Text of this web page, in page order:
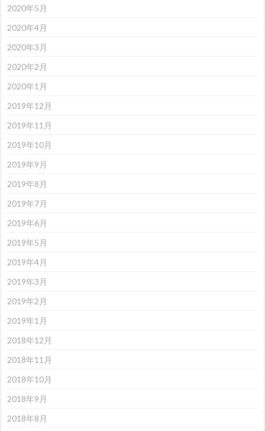
2020年5月
2020年4月
2020年3月
2020年2月
2020年1月
2019年12月
2019年11月
2019年10月
2019年9月
2019年8月
2019年7月
2019年6月
2019年5月
2019年4月
2019年3月
2019年2月
2019年1月
2018年12月
2018年11月
2018年10月
2018年9月
2018年8月